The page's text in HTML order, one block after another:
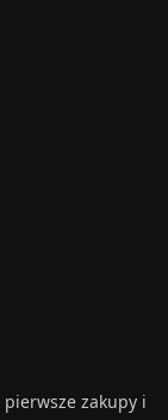
zakupy i